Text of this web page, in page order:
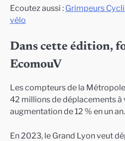
Ecoutez aussi : Grimpeurs
vélo
Dans cette édition,
EcomouV
Les compteurs de la
42 millions de déplacements à
augmentation de 12 % en un an.
En 2023, le Grand Lyon veut